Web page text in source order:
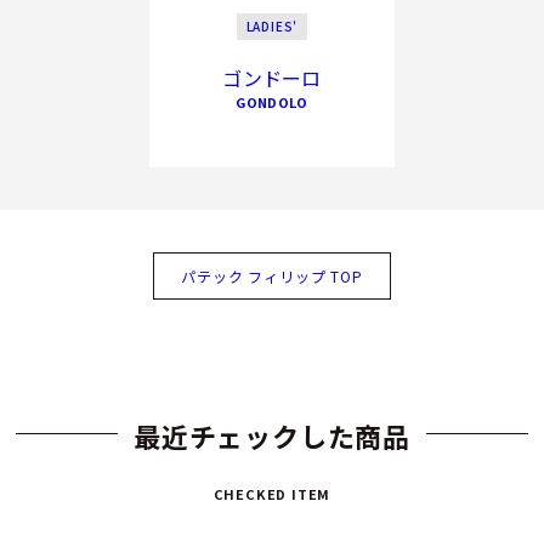
LADIES'
ゴンドーロ
GONDOLO
パテック フィリップ TOP
最近チェックした商品
CHECKED ITEM